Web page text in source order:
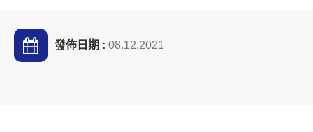
發佈日期 : 08.12.2021